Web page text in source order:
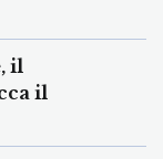
il
il